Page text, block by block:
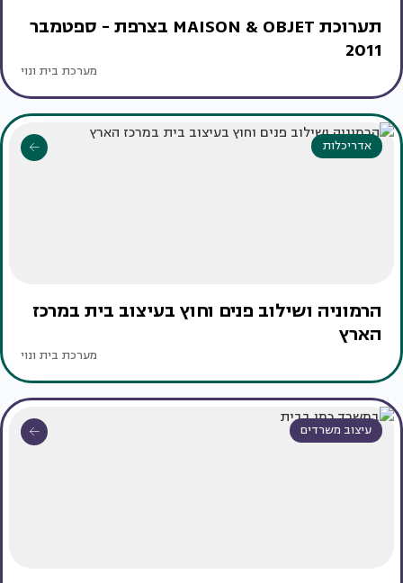
תערוכת MAISON & OBJET בצרפת - ספטמבר
2011
מערכת בית ונוי
אדריכלות
הרמוניה ושילוב פנים וחוץ בעיצוב בית במרכז
הארץ
מערכת בית ונוי
עיצוב משרדים